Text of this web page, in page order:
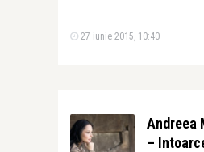
27 iunie 2015, 10:40
Andreea
–